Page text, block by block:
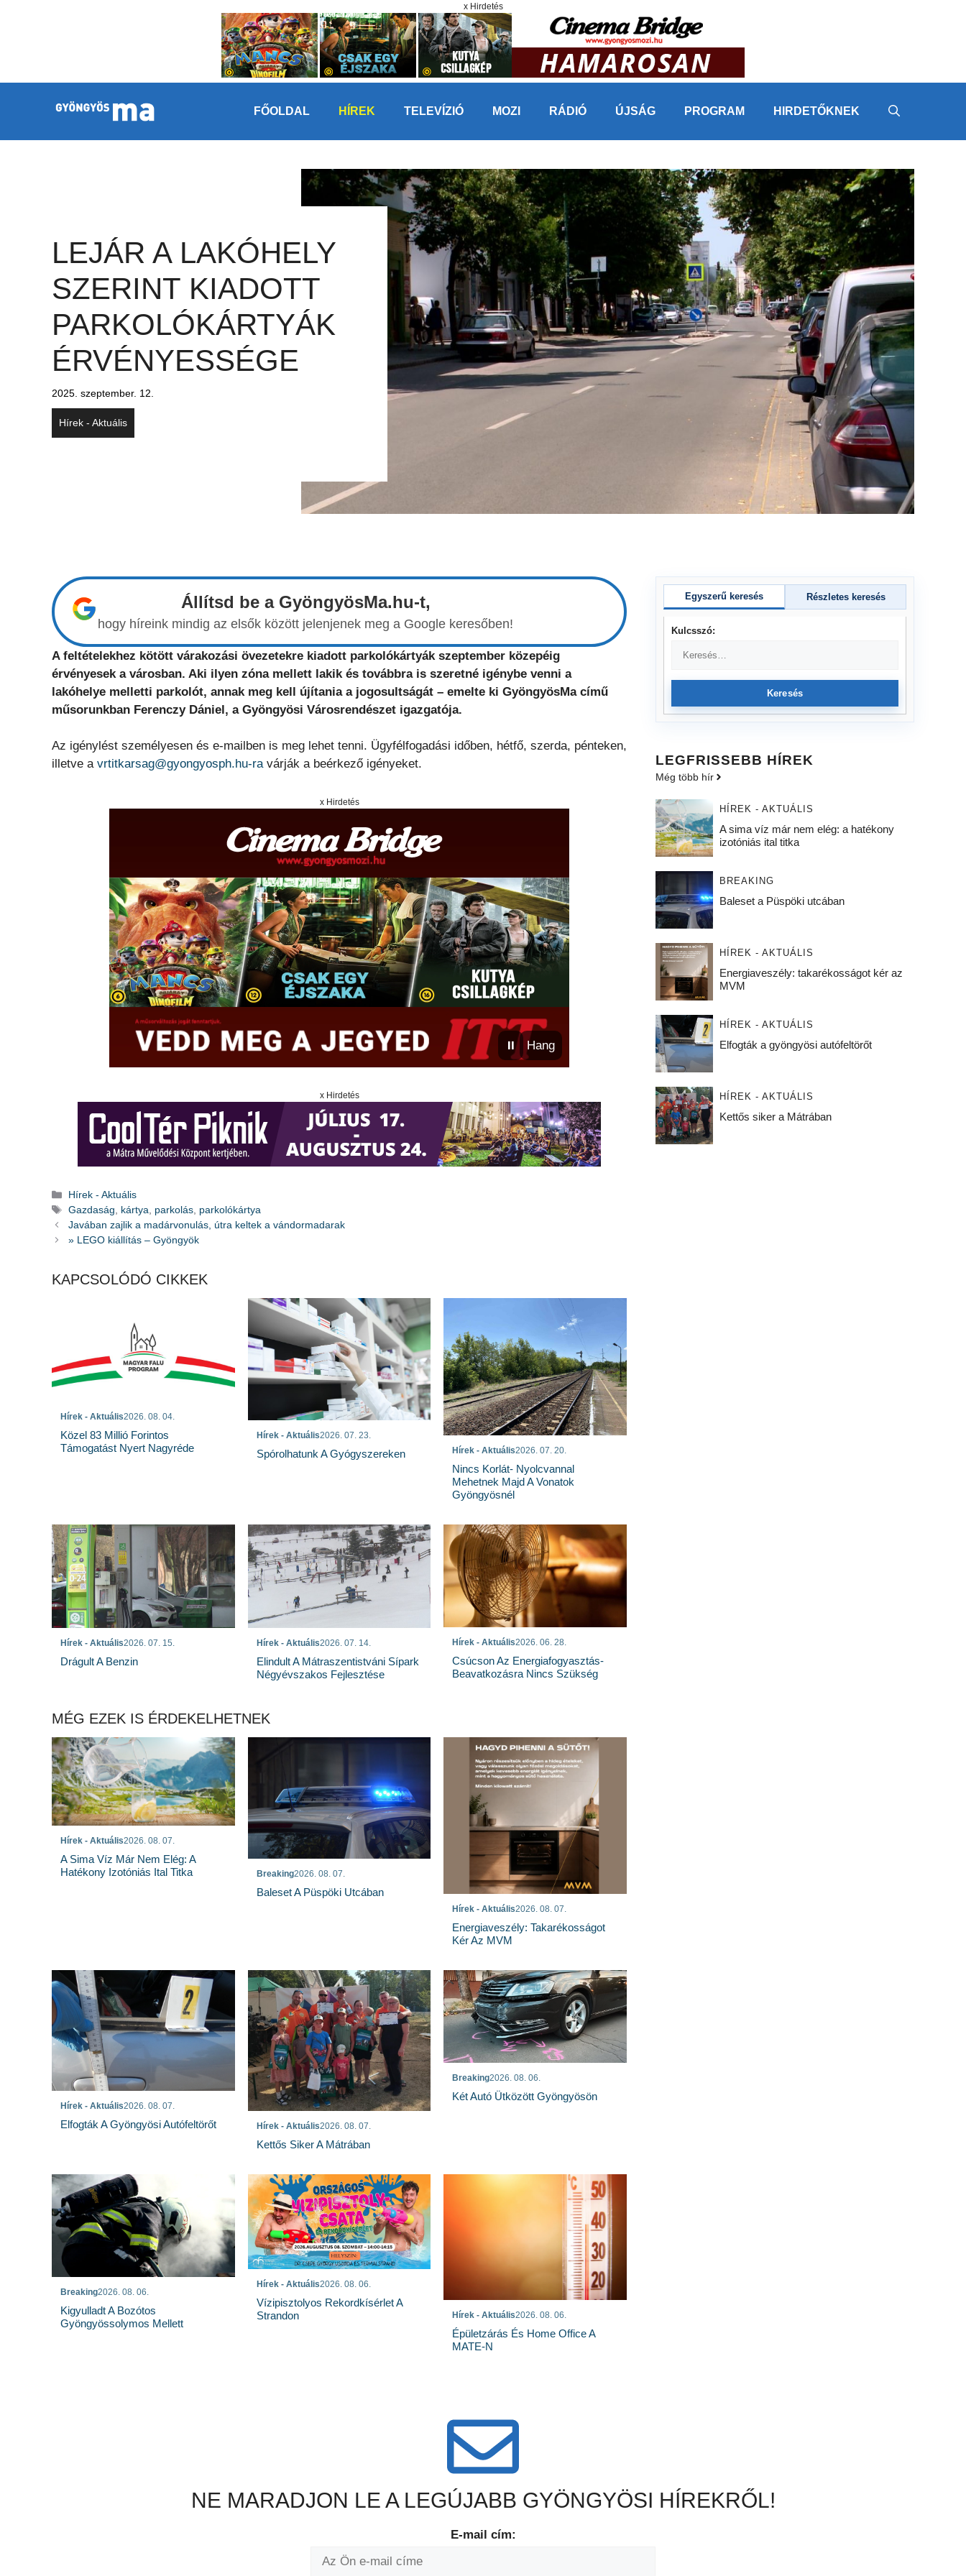
x Hirdetés
FŐOLDAL HÍREK TELEVÍZIÓ MOZI RÁDIÓ ÚJSÁG PROGRAM HIRDETŐKNEK
LEJÁR A LAKÓHELY
SZERINT KIADOTT
PARKOLÓKÁRTYÁK
ÉRVÉNYESSÉGE
2025. szeptember. 12.
Hírek - Aktuális
Állítsd be a GyöngyösMa.hu-t,
hogy híreink mindig az elsők között jelenjenek meg a Google keresőben!
A feltételekhez kötött várakozási övezetekre kiadott parkolókártyák szeptember közepéig
érvényesek a városban. Aki ilyen zóna mellett lakik és továbbra is szeretné igénybe venni a
lakóhelye melletti parkolót, annak meg kell újítania a jogosultságát – emelte ki GyöngyösMa című
műsorunkban Ferenczy Dániel, a Gyöngyösi Városrendészet igazgatója.
Az igénylést személyesen és e-mailben is meg lehet tenni. Ügyfélfogadási időben, hétfő, szerda, pénteken,
illetve a vrtitkarsag@gyongyosph.hu-ravárják a beérkező igényeket.
x Hirdetés
⏸ Hang
x Hirdetés
Kategória
Hírek - Aktuális
Címkék
Gazdaság, kártya, parkolás, parkolókártya
Javában zajlik a madárvonulás, útra keltek a vándormadarak
» LEGO kiállítás – Gyöngyök
KAPCSOLÓDÓ CIKKEK
Hírek - Aktuális2026. 08. 04.
Közel 83 Millió Forintos
Támogatást Nyert Nagyréde
Hírek - Aktuális2026. 07. 23.
Spórolhatunk A Gyógyszereken Hírek - Aktuális2026. 07. 20.
Nincs Korlát- Nyolcvannal
Mehetnek Majd A Vonatok
Gyöngyösnél
Hírek - Aktuális2026. 07. 15.
Drágult A Benzin
Hírek - Aktuális2026. 07. 14.
Elindult A Mátraszentistváni Sípark
Négyévszakos Fejlesztése
Hírek - Aktuális2026. 06. 28.
Csúcson Az Energiafogyasztás-
Beavatkozásra Nincs Szükség
MÉG EZEK IS ÉRDEKELHETNEK
Hírek - Aktuális2026. 08. 07.
A Sima Víz Már Nem Elég: A
Hatékony Izotóniás Ital Titka
Breaking2026. 08. 07.
Baleset A Püspöki Utcában
Hírek - Aktuális2026. 08. 07.
Energiaveszély: Takarékosságot
Kér Az MVM
Hírek - Aktuális2026. 08. 07.
Elfogták A Gyöngyösi Autófeltörőt Hírek - Aktuális2026. 08. 07.
Kettős Siker A Mátrában
Breaking2026. 08. 06.
Két Autó Ütközött Gyöngyösön
Breaking2026. 08. 06.
Kigyulladt A Bozótos
Gyöngyössolymos Mellett
Hírek - Aktuális2026. 08. 06.
Vízipisztolyos Rekordkísérlet A
Strandon
Hírek - Aktuális2026. 08. 06.
Épületzárás És Home Office A
MATE-N
Egyszerű keresés Részletes keresés
Kulcsszó:
Keresés
LEGFRISSEBB HÍREK
Még több hír
HÍREK - AKTUÁLIS
A sima víz már nem elég: a hatékony
izotóniás ital titka
BREAKING
Baleset a Püspöki utcában
HÍREK - AKTUÁLIS
Energiaveszély: takarékosságot kér az
MVM
HÍREK - AKTUÁLIS
Elfogták a gyöngyösi autófeltörőt
HÍREK - AKTUÁLIS
Kettős siker a Mátrában
NE MARADJON LE A LEGÚJABB GYÖNGYÖSI HÍREKRŐL!
E-mail cím: